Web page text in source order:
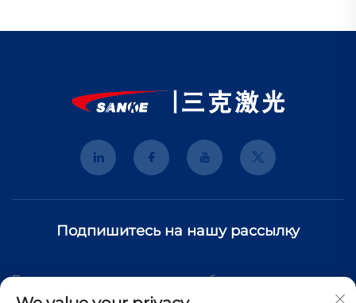
Подпишитесь на нашу рассылку
Подпишитесь на нашу рассылку, чтобы получать последние